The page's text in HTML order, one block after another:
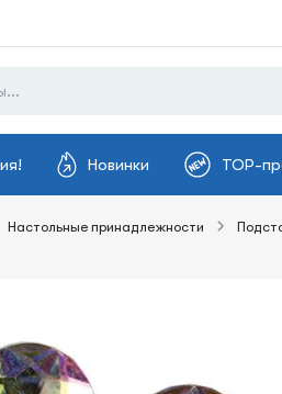
Новинки TOP-
Настольные принадлежности